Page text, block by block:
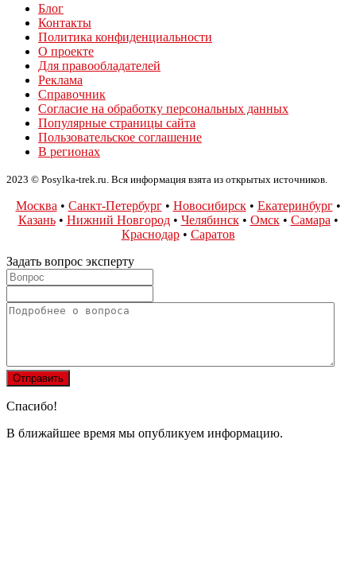
Блог
Контакты
Политика конфиденциальности
О проекте
Для правообладателей
Реклама
Справочник
Согласие на обработку персональных данных
Популярные страницы сайта
Пользовательское соглашение
В регионах
2023 © Posylka-trek.ru. Вся информация взята из открытых источников.
Москва • Санкт-Петербург• Новосибирск• Екатеринбург•
Казань• Нижний Новгород• Челябинск• Омск• Самара •
Краснодар• Саратов
Задать вопрос эксперту
Спасибо!
В ближайшее время мы опубликуем информацию.